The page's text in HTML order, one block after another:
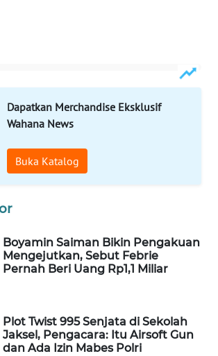
Dapatkan Merchandise Eksklusif
Wahana News
Buka Katalog
Boyamin Saiman Bikin Pengakuan
Mengejutkan, Sebut Febrie
Pernah Beri Uang Rp1,1 Miliar
Plot Twist 995 Senjata di Sekolah
Jaksel, Pengacara: Itu Airsoft Gun
dan Ada Izin Mabes Polri